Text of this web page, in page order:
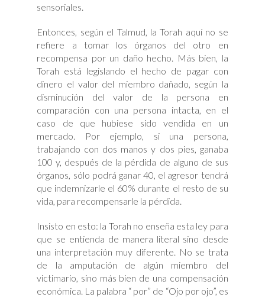
sensoriales.
Entonces, según el Talmud, la Torah aquí no se
refiere a tomar los órganos del otro en
recompensa por un daño hecho. Más bien, la
Torah está legislando el hecho de pagar con
dinero el valor del miembro dañado, según la
disminución del valor de la persona en
comparación con una persona intacta, en el
caso de que hubiese sido vendida en un
mercado. Por ejemplo, si una persona,
trabajando con dos manos y dos pies, ganaba
100 y, después de la pérdida de alguno de sus
órganos, sólo podrá ganar 40, el agresor tendrá
que indemnizarle el 60% durante el resto de su
vida, para recompensarle la pérdida.
Insisto en esto: la Torah no enseña esta ley para
que se entienda de manera literal sino desde
una interpretación muy diferente. No se trata
de la amputación de algún miembro del
victimario, sino más bien de una compensación
económica. La palabra “ por” de “Ojo por ojo”, es